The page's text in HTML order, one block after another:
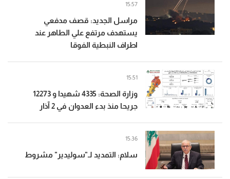
مراسل الجديد: قصف مدفعي
يستهدف مرتفع علي الطاهر عند
اطراف النبطية الفوقا
15:57
وزارة الصحة: 4335 شهيدا و 12273
جريحا منذ بدء العدوان في 2 آذار
15:51
سلام: التمديد لـ"سوليدير" مشروط
15:36